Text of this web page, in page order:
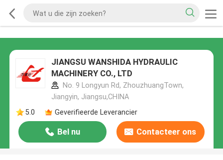
JIANGSU WANSHIDA HYDRAULIC
MACHINERY CO., LTD
No. 9 Longyun Rd, ZhouzhuangTown,
Jiangyin, Jiangsu,CHINA
5.0
Geverifieerde Leverancier
Bel nu Contacteer ons